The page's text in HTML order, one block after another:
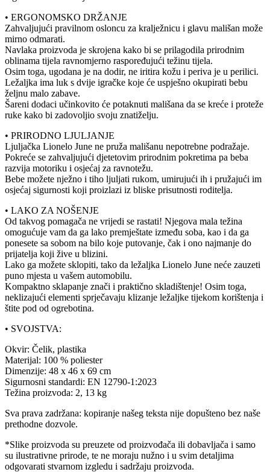
• ERGONOMSKO DRŽANJE
Zahvaljujući pravilnom osloncu za kralježnicu i glavu mališan može
mirno odmarati.
Navlaka proizvoda je skrojena kako bi se prilagodila prirodnim
oblinama tijela ravnomjerno raspoređujući težinu tijela.
Osim toga, ugodana je na dodir, ne iritira kožu i periva je u perilici.
Ležaljka ima luk s dvije igračke koje će uspješno okupirati bebu
željnu malo zabave.
Šareni dodaci učinkovito će potaknuti mališana da se kreće i proteže
ruke kako bi zadovoljio svoju znatiželju.
• PRIRODNO LJULJANJE
Ljuljačka Lionelo June ne pruža mališanu nepotrebne podražaje.
Pokreće se zahvaljujući djetetovim prirodnim pokretima pa beba
razvija motoriku i osjećaj za ravnotežu.
Bebe možete nježno i tiho ljuljati rukom, umirujući ih i pružajući im
osjećaj sigurnosti koji proizlazi iz bliske prisutnosti roditelja.
• LAKO ZA NOŠENJE
Od takvog pomagača ne vrijedi se rastati! Njegova mala težina
omogućuje vam da ga lako premještate između soba, kao i da ga
ponesete sa sobom na bilo koje putovanje, čak i ono najmanje do
prijatelja koji žive u blizini.
Lako ga možete sklopiti, tako da ležaljka Lionelo June neće zauzeti
puno mjesta u vašem automobilu.
Kompaktno sklapanje znači i praktično skladištenje! Osim toga,
neklizajući elementi sprječavaju klizanje ležaljke tijekom korištenja i
štite pod od ogrebotina.
• SVOJSTVA:
Okvir: Čelik, plastika
Materijal: 100 % poliester
Dimenzije: 48 x 46 x 69 cm
Sigurnosni standardi: EN 12790-1:2023
Težina proizvoda: 2, 13 kg
Sva prava zadržana: kopiranje našeg teksta nije dopušteno bez naše
prethodne dozvole.
*Slike proizvoda su preuzete od proizvođača ili dobavljača i samo
su ilustrativne prirode, te ne moraju nužno i u svim detaljima
odgovarati stvarnom izgledu i sadržaju proizvoda.